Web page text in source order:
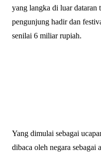
yang langka di luar
pengunjung hadir dan
senilai 6 miliar rupiah.
Yang dimulai sebagai
dibaca oleh negara sebagai